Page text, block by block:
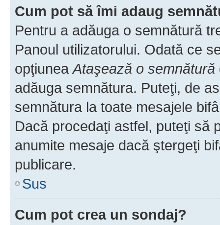
Cum pot să îmi adaug
Pentru a adăuga o semnătură
Panoul utilizatorului. Odată ce
opţiuneaAtaşează o semnătură
adăuga semnătura. Puteţi, de
semnătura la toate mesajele
Dacă procedaţi astfel, puteţi să
anumite mesaje dacă ştergeţi
publicare.
Sus
Cum pot crea un sondaj?